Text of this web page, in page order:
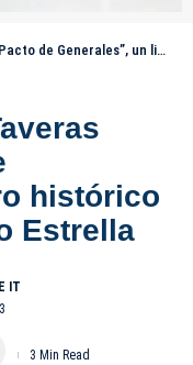
histórico sobre Trujillo y Piro Estrella
histórico
Estrella
3 Min Read